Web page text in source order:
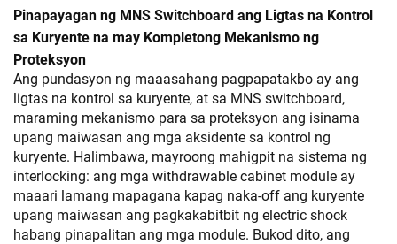
Pinapayagan ng MNS Switchboard ang Ligtas na Kontrol
sa Kuryente na may Kompletong Mekanismo ng
Proteksyon
Ang pundasyon ng maaasahang pagpapatakbo ay ang
ligtas na kontrol sa kuryente, at sa MNS switchboard,
maraming mekanismo para sa proteksyon ang isinama
upang maiwasan ang mga aksidente sa kontrol ng
kuryente. Halimbawa, mayroong mahigpit na sistema ng
interlocking: ang mga withdrawable cabinet module ay
maaari lamang mapagana kapag naka-off ang kuryente
upang maiwasan ang pagkakabitbit ng electric shock
habang pinapalitan ang mga module. Bukod dito, ang